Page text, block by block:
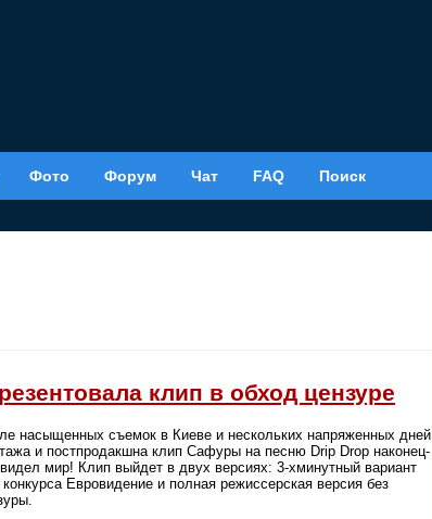
Фото Форум Чат FAQ Поиск
клип в обход цензуре
насыщенных съемок в Киеве и нескольких напряженных дней
и постпродакшна клип Сафуры на песню Drip Drop наконец-
мир! Клип выйдет в двух версиях: 3-хминутный вариант
Евровидение и полная режиссерская версия без